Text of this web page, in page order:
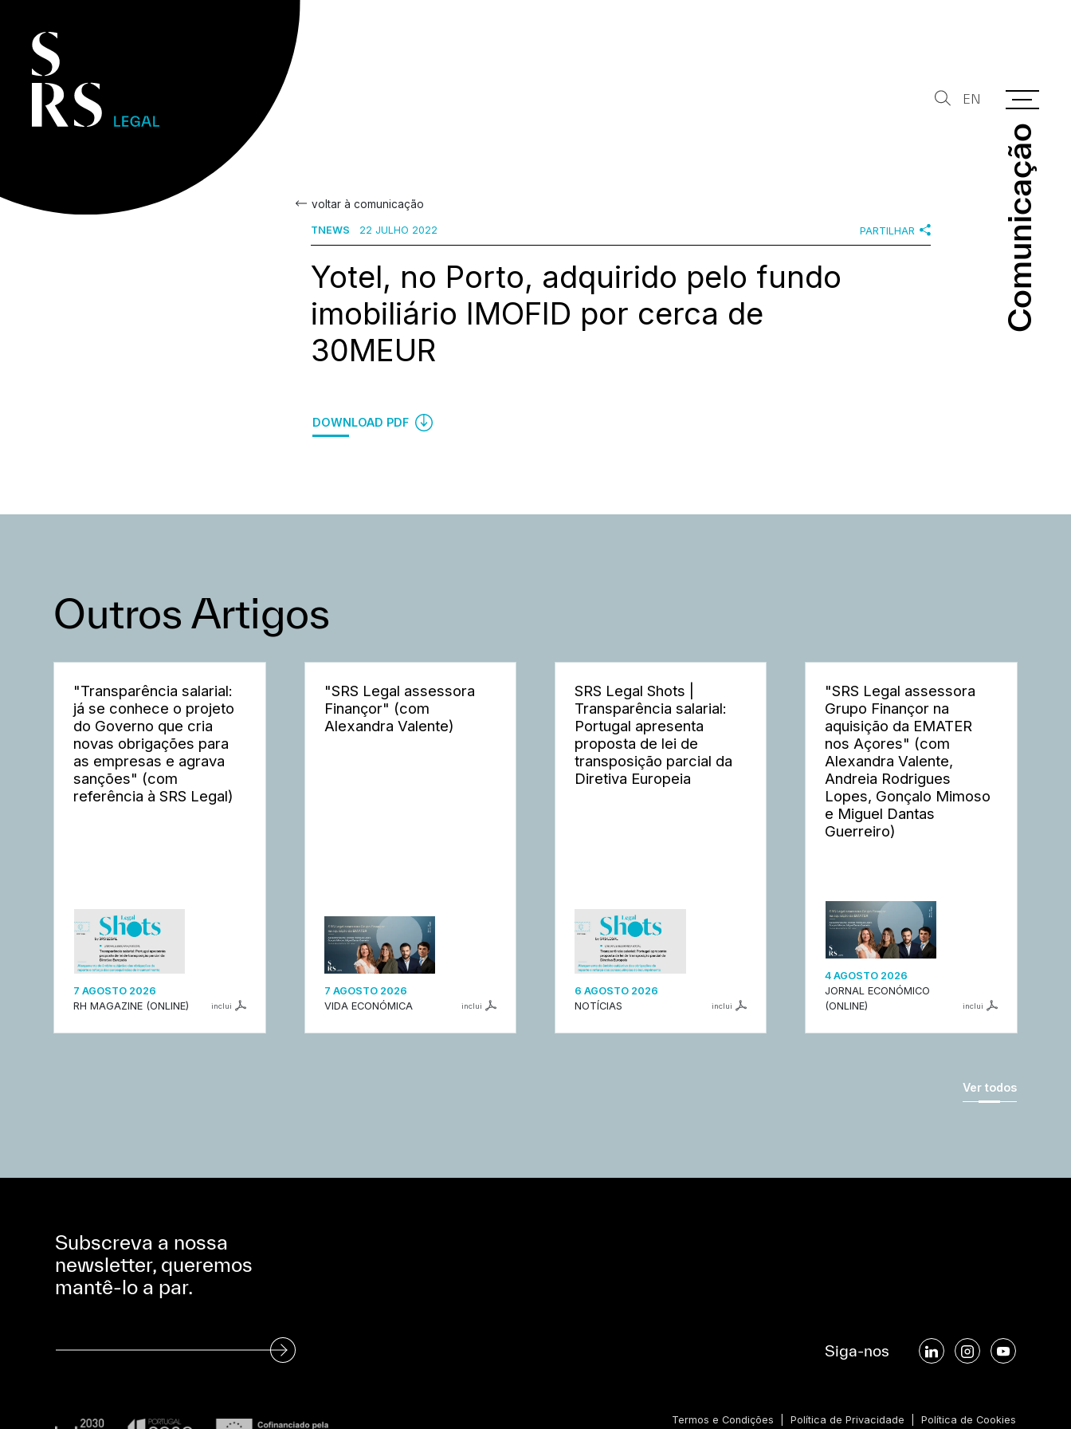
Comunicação
Comunicação
EN
voltar à comunicação
TNEWS 22 JULHO 2022 PARTILHAR
Yotel, no Porto, adquirido pelo fundo
imobiliário IMOFID por cerca de
30MEUR
DOWNLOAD PDF
Outros Artigos
"Transparência salarial:
já se conhece o projeto
do Governo que cria
novas obrigações para
as empresas e agrava
sanções" (com
referência à SRS Legal)
7 AGOSTO 2026
RH MAGAZINE (ONLINE)
inclui
"SRS Legal assessora
Finançor" (com
Alexandra Valente)
7 AGOSTO 2026
VIDA ECONÓMICA
inclui
SRS Legal Shots |
Transparência salarial:
Portugal apresenta
proposta de lei de
transposição parcial da
Diretiva Europeia
6 AGOSTO 2026
NOTÍCIAS
inclui
"SRS Legal assessora
Grupo Finançor na
aquisição da EMATER
nos Açores" (com
Alexandra Valente,
Andreia Rodrigues
Lopes, Gonçalo Mimoso
e Miguel Dantas
Guerreiro)
4 AGOSTO 2026
JORNAL ECONÓMICO
(ONLINE)
inclui
Ver todos
Subscreva a nossa
newsletter, queremos
mantê-lo a par.
Subscreva a nossa Newsletter Siga-nos
Termos e Condições Política de Privacidade Política de Cookies